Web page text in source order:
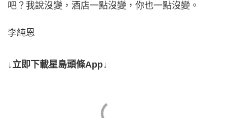
吧？我說沒變，酒店一點沒變，你也一點沒變。
李純恩
↓立即下載星島頭條App↓